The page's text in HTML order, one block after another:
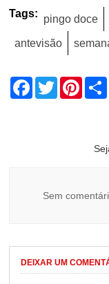
Tags: pingo doce
antevisão
Facebook
Twitter
Sem
DEIXAR UM